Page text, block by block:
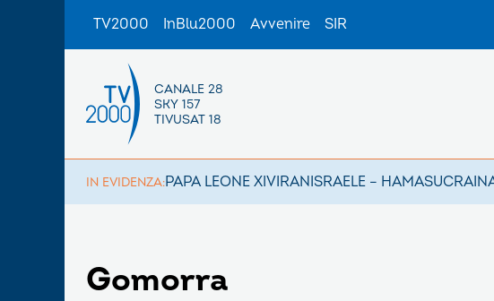
TV2000 InBlu2000 Avvenire SIR
CANALE 28
SKY 157
TIVUSAT 18
IN EVIDENZA:PAPA LEONE XIVIRANISRAELE – HAMAS
Gomorra